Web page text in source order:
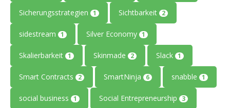
Sicherungsstrategien 1 Sichtbarkeit 2
sidestream 1 Silver Economy 1
Skalierbarkeit 1 Skinmade 2 Slack 1
Smart Contracts 2 SmartNinja 6 snabble 1
social business 1 Social Entrepreneurship 3